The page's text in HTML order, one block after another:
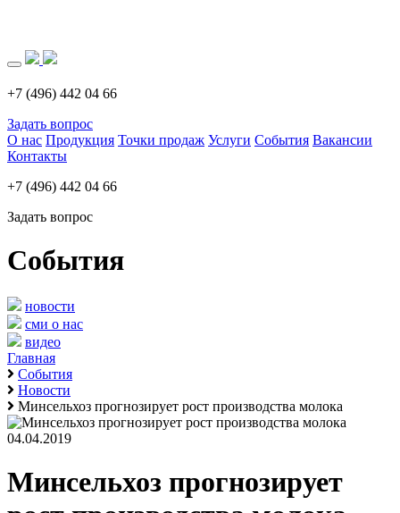
+7 (496) 442 04 66
Задать вопрос
О нас Продукция Точки продаж Услуги События Вакансии
Контакты
+7 (496) 442 04 66
Задать вопрос
События
новости
сми о нас
видео
Главная
События
Новости
Минсельхоз прогнозирует рост производства молока
04.04.2019
Минсельхоз прогнозирует